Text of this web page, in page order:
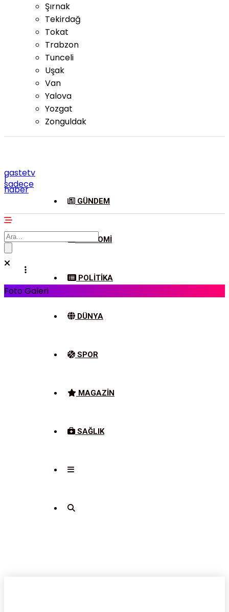
Şırnak
Tekirdağ
Tokat
Trabzon
Tunceli
Uşak
Van
Yalova
Yozgat
Zonguldak
gastetv
|
sadece
haber
GÜNDEM
EKONOMI
POLITIKA
DÜNYA
SPOR
MAGAZIN
SAĞLIK
Foto Galeri